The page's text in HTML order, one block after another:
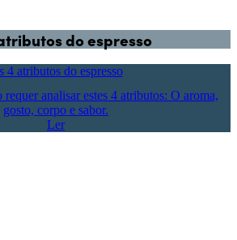
do espresso
4 atributos do espresso
requer analisar estes 4 atributos: O aroma,
gosto, corpo e sabor.
Ler